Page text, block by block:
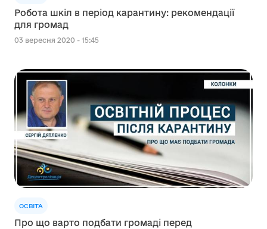
Робота шкіл в період карантину: рекомендації
для громад
03 вересня 2020 - 15:45
ОСВІТА
Про що варто подбати громаді перед